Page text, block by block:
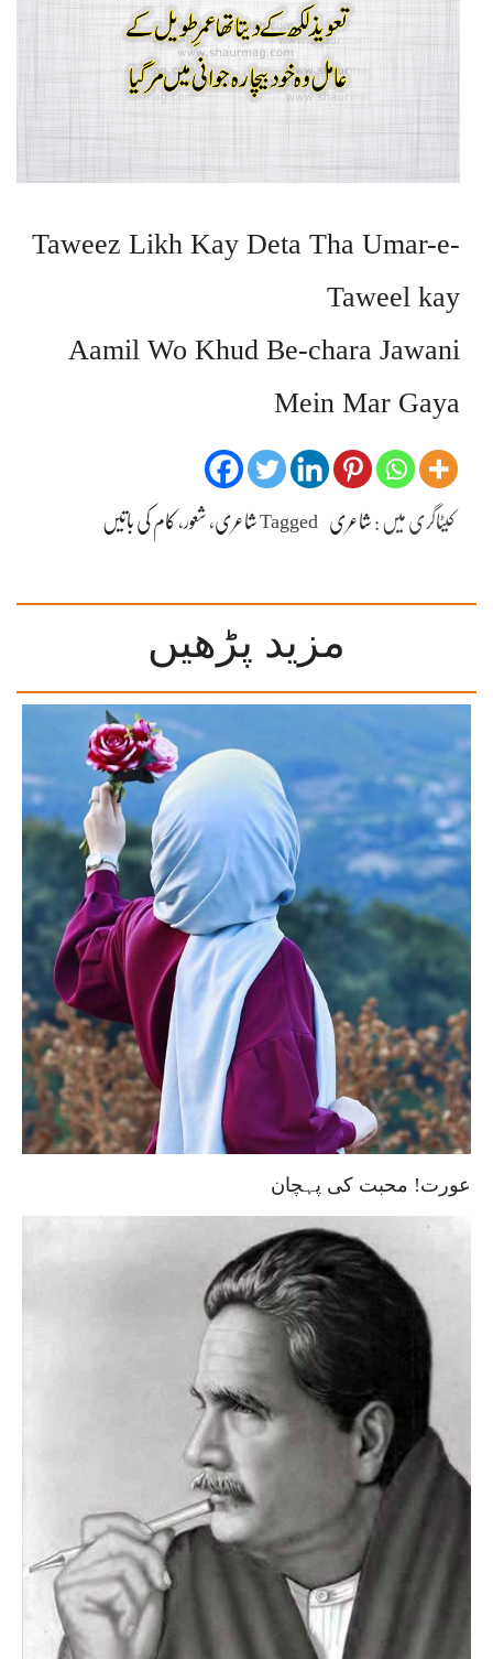
Taweez Likh Kay Deta Tha Umar-e-
Taweel kay
Aamil Wo Khud Be-chara Jawani
Mein Mar Gaya
کیٹاگری میں : شاعری Taggedشاعری، شعور ، کام کی باتیں
مزید پڑھیں
عورت! محبت کی پہچان